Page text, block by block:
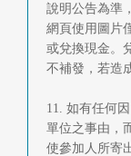
說明公告為準
網頁使用圖片
或兌換現金。
不補發，若造
11. 如有任何
單位之事由，
使參加人所寄